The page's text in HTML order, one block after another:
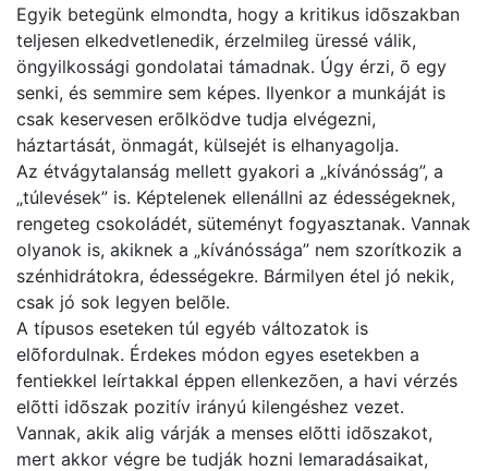
Egyik betegünk elmondta, hogy a kritikus idõszakban
teljesen elkedvetlenedik, érzelmileg üressé válik,
öngyilkossági gondolatai támadnak. Úgy érzi, õ egy
senki, és semmire sem képes. Ilyenkor a munkáját is
csak keservesen erõlködve tudja elvégezni,
háztartását, önmagát, külsejét is elhanyagolja.
Az étvágytalanság mellett gyakori a „kívánósság”, a
„túlevések” is. Képtelenek ellenállni az édességeknek,
rengeteg csokoládét, süteményt fogyasztanak. Vannak
olyanok is, akiknek a „kívánóssága” nem szorítkozik a
szénhidrátokra, édességekre. Bármilyen étel jó nekik,
csak jó sok legyen belõle.
A típusos eseteken túl egyéb változatok is
elõfordulnak. Érdekes módon egyes esetekben a
fentiekkel leírtakkal éppen ellenkezõen, a havi vérzés
elõtti idõszak pozitív irányú kilengéshez vezet.
Vannak, akik alig várják a menses elõtti idõszakot,
mert akkor végre be tudják hozni lemaradásaikat,